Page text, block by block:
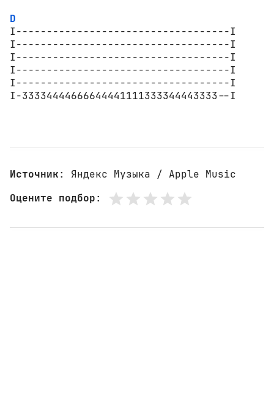
D
I-----------------------------------I
I-----------------------------------I
I-----------------------------------I
I-----------------------------------I
I-----------------------------------I
I-33334444666644441111333344443333--I
Источник: Яндекс Музыка / Apple Music
Оцените подбор: